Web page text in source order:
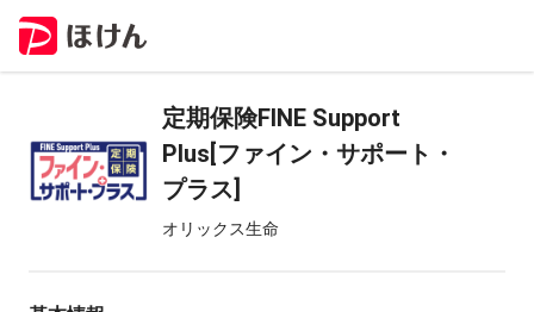
定期保険FINE Support
Plus[ファイン・サポート・
プラス]
オリックス生命